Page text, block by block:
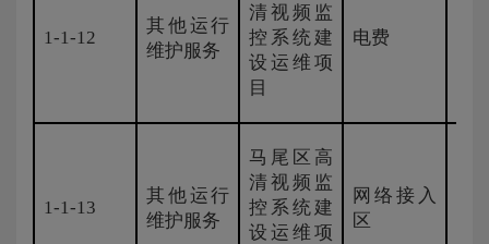
1-1-12
其他运行
维护服务
清视频监
控系统建
设运维项
目
电费
1-1-13
其他运行
维护服务
马尾区高
清视频监
控系统建
设运维项
网络接入
区